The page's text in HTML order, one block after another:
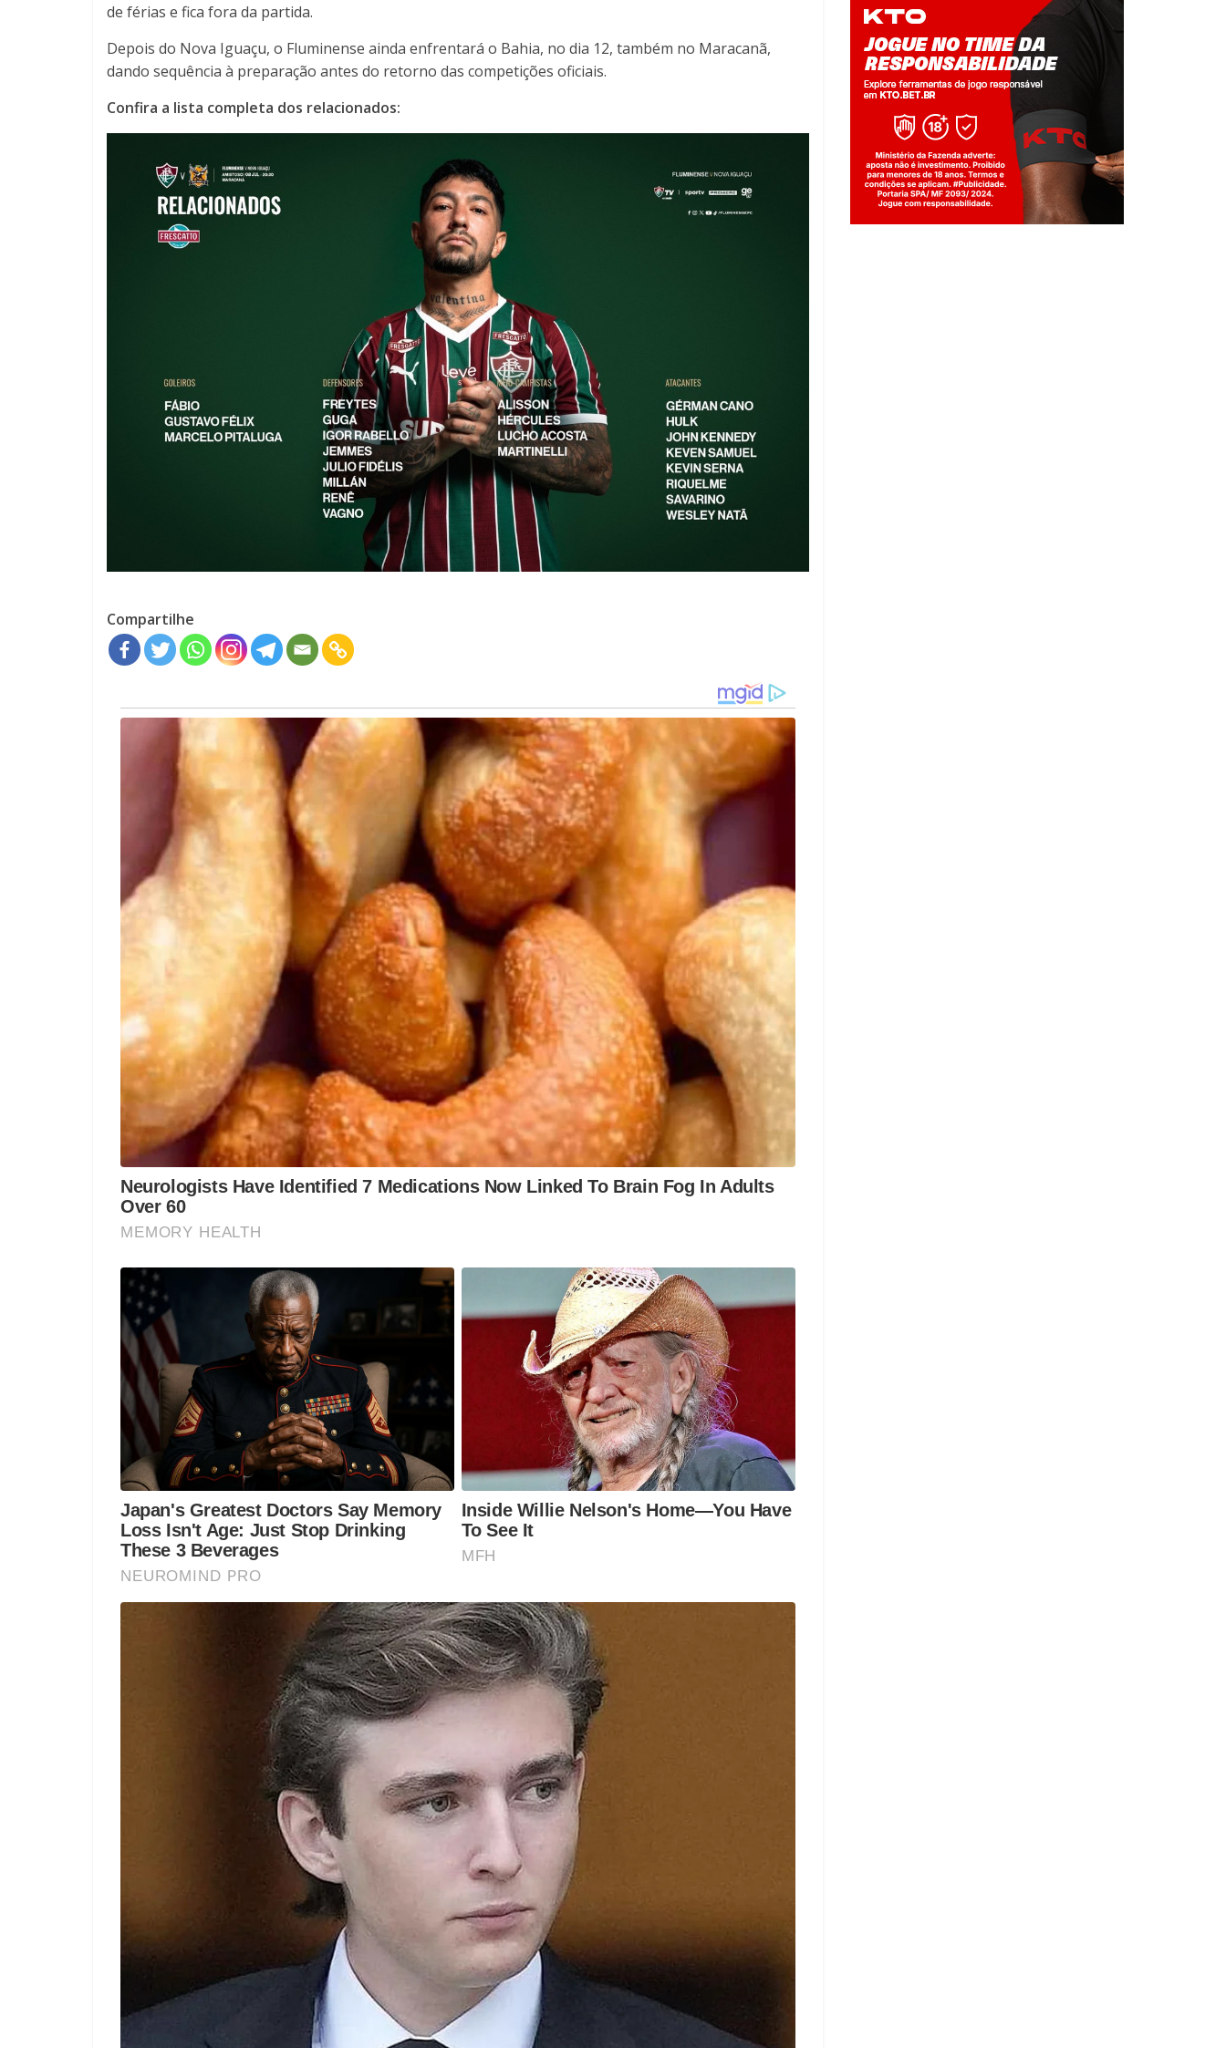
de férias e fica fora da partida.
Depois do Nova Iguaçu, o Fluminense ainda enfrentará o Bahia, no dia 12, também no Maracanã,
dando sequência à preparação antes do retorno das competições oficiais.
Confira a lista completa dos relacionados:
Compartilhe
Jogue com responsabilidade. 18+